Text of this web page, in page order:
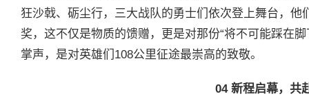
狂沙戟、砺尘行，三大战队的勇士们依次登上舞台，
奖，这不仅是物质的馈赠，更是对那份“将不可能踩在
掌声，是对英雄们108公里征途最崇高的致敬。
04 新程启幕，共